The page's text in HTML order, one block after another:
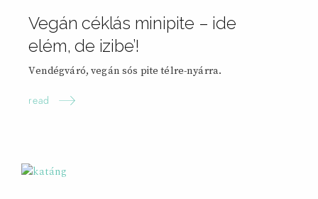
Vegán céklás minipite – ide
elém, de izibe’!
Vendégváró, vegán sós pite télre-nyárra.
read